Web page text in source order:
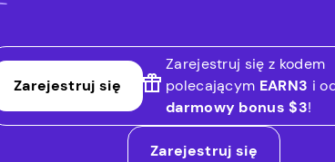
Zarejestruj się
Zarejestruj się z kodem
polecającym EARN3 i
darmowy bonus $3!
Zarejestruj się